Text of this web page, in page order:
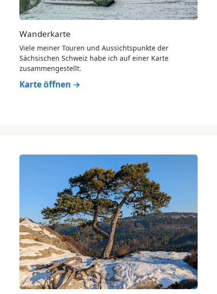
Wanderkarte
Viele meiner Touren und Aussichtspunkte der
Sächsischen Schweiz habe ich auf einer Karte
zusammengestellt.
Karte öffnen →